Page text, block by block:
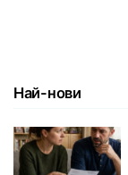
Най-нови